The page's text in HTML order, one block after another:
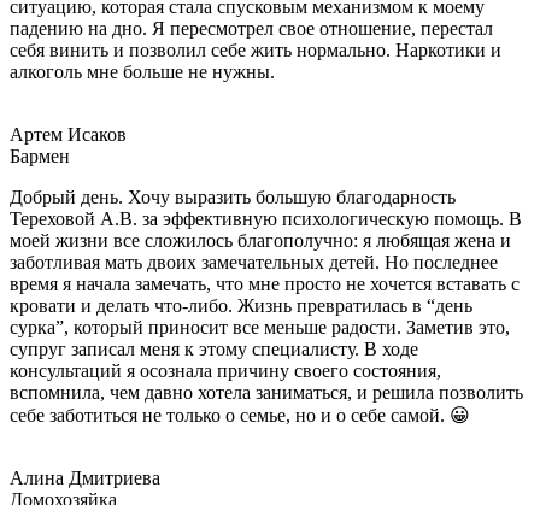
ситуацию, которая стала спусковым механизмом к моему
падению на дно. Я пересмотрел свое отношение, перестал
себя винить и позволил себе жить нормально. Наркотики и
алкоголь мне больше не нужны.
Артем Исаков
Бармен
Добрый день. Хочу выразить большую благодарность
Тереховой А.В. за эффективную психологическую помощь. В
моей жизни все сложилось благополучно: я любящая жена и
заботливая мать двоих замечательных детей. Но последнее
время я начала замечать, что мне просто не хочется вставать с
кровати и делать что-либо. Жизнь превратилась в “день
сурка”, который приносит все меньше радости. Заметив это,
супруг записал меня к этому специалисту. В ходе
консультаций я осознала причину своего состояния,
вспомнила, чем давно хотела заниматься, и решила позволить
себе заботиться не только о семье, но и о себе самой. 😀
Алина Дмитриева
Домохозяйка